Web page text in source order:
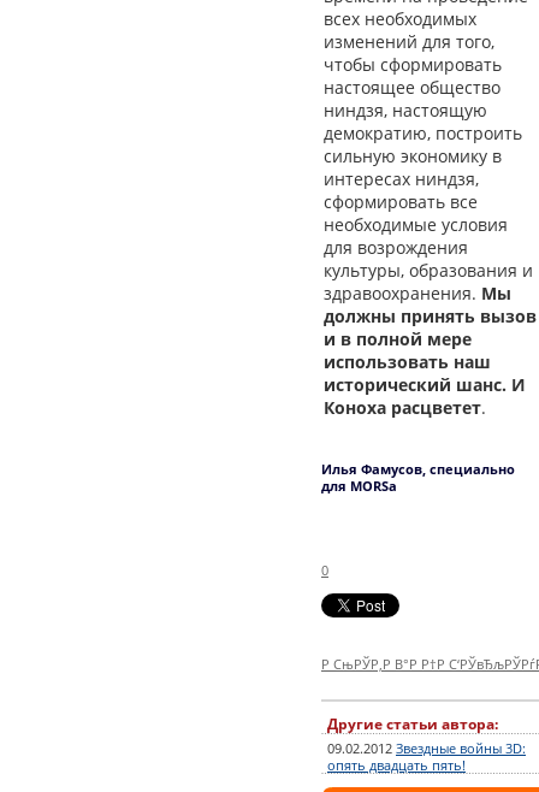
всех необходимых
изменений для того,
чтобы сформировать
настоящее общество
ниндзя, настоящую
демократию, построить
сильную экономику в
интересах ниндзя,
сформировать все
необходимые условия
для возрождения
культуры, образования и
здравоохранения. Мы
должны принять вызов
и в полной мере
использовать наш
исторический шанс. И
Коноха расцветет.
Илья Фамусов, специально
для MORSa
0
Р СњРЎР‚Р В°Р Р†Р
Другие статьи автора:
09.02.2012 Звездные войны 3D:
опять двадцать пять!